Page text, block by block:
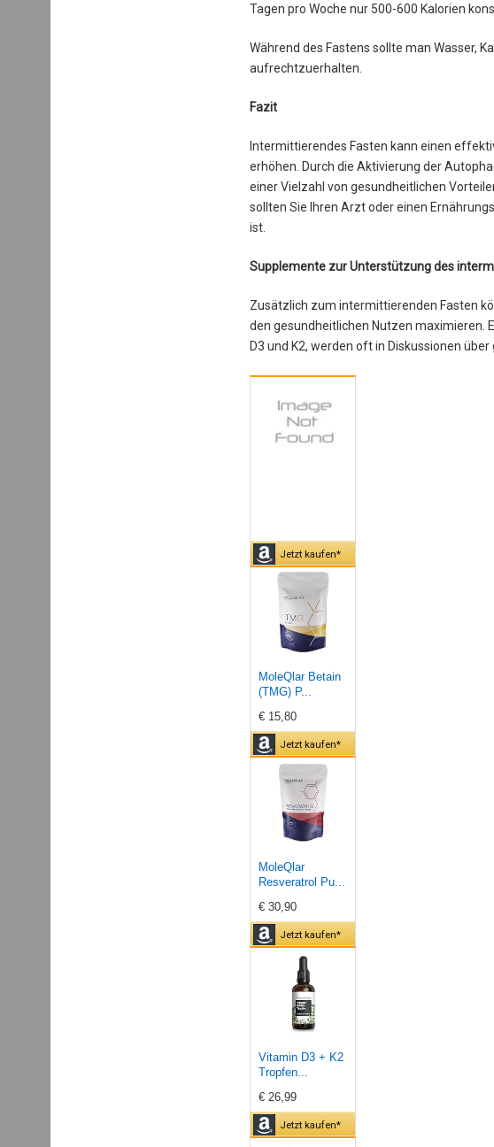
Tagen pro Woche nur 500-600 Kalorien
Während des Fastens sollte man Wasser,
aufrechtzuerhalten.
Fazit
Intermittierendes Fasten kann einen
erhöhen. Durch die Aktivierung der
einer Vielzahl von gesundheitlichen
sollten Sie Ihren Arzt oder einen
ist.
Supplemente zur Unterstützung des
Zusätzlich zum intermittierenden Fasten
den gesundheitlichen Nutzen maximieren.
D3 und K2, werden oft in Diskussionen
Jetzt kaufen*
MoleQlar Betain
(TMG) P...
€ 15,80
Jetzt kaufen*
MoleQlar
Resveratrol Pu...
€ 30,90
Jetzt kaufen*
Vitamin D3 + K2
Tropfen...
€ 26,99
Jetzt kaufen*